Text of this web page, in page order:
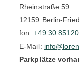
Rheinstraße 59
12159 Berlin-
fon: +49 30
E-Mail:
Parkplätze